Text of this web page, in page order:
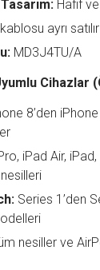
Hafif
ayrı satılır
MD3J4TU/A
Cihazlar
8’den
iPad Air,
Series 1’den
nesiller ve